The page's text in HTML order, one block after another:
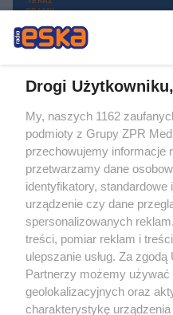
GRAMY
Żaden utwór zamieszczony w
rozpowszechniany lub dalej
tym także elektroniczny lub
eksploatacji w jakiejkolwiek formie,
bez pisemnej zgody właściciela
wykorzystanie utworów w całości
bez właściwej zgody, jest
prawnie.
Drogi Użytkowniku,
My, naszych 1162
podmioty z Grupy ZPR
przechowujemy informacje
przetwarzamy dane
identyfikatory, standardowe
urządzenie czy dane
spersonalizowanych
treści, pomiar reklam i
ulepszanie usług. Za
Partnerzy możemy używać
geolokalizacyjnych oraz
charakterystykę